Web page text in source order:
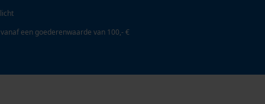
een goederenwaarde van 100,- €